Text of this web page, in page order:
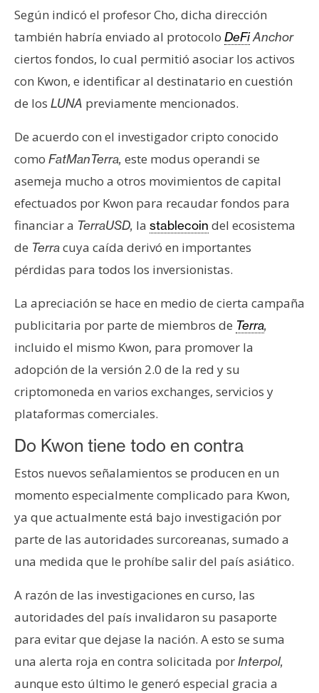
n
t
c
t
o
P
u
b
l
i
c
i
a
d
Según indicó el profesor Cho, dicha dirección
también habría enviado al protocolo DeFiAnchor
ciertos fondos, lo cual permitió asociar los activos
con Kwon, e identificar al destinatario en cuestión
de los LUNA previamente mencionados.
De acuerdo con el investigador cripto conocido
como FatManTerra, este modus operandi se
asemeja mucho a otros movimientos de capital
efectuados por Kwon para recaudar fondos para
financiar a TerraUSD, la stablecoin del ecosistema
de Terracuya caída derivó en importantes
pérdidas para todos los inversionistas.
La apreciación se hace en medio de cierta campaña
publicitaria por parte de miembros de Terra,
incluido el mismo Kwon, para promover la
adopción de la versión 2.0 de la red y su
criptomoneda en varios exchanges, servicios y
plataformas comerciales.
Do Kwon tiene todo en contra
Estos nuevos señalamientos se producen en un
momento especialmente complicado para Kwon,
ya que actualmente está bajo investigación por
parte de las autoridades surcoreanas, sumado a
una medida que le prohíbe salir del país asiático.
A razón de las investigaciones en curso, las
autoridades del país invalidaron su pasaporte
para evitar que dejase la nación. A esto se suma
una alerta roja en contra solicitada porInterpol,
aunque esto último le generó especial gracia a